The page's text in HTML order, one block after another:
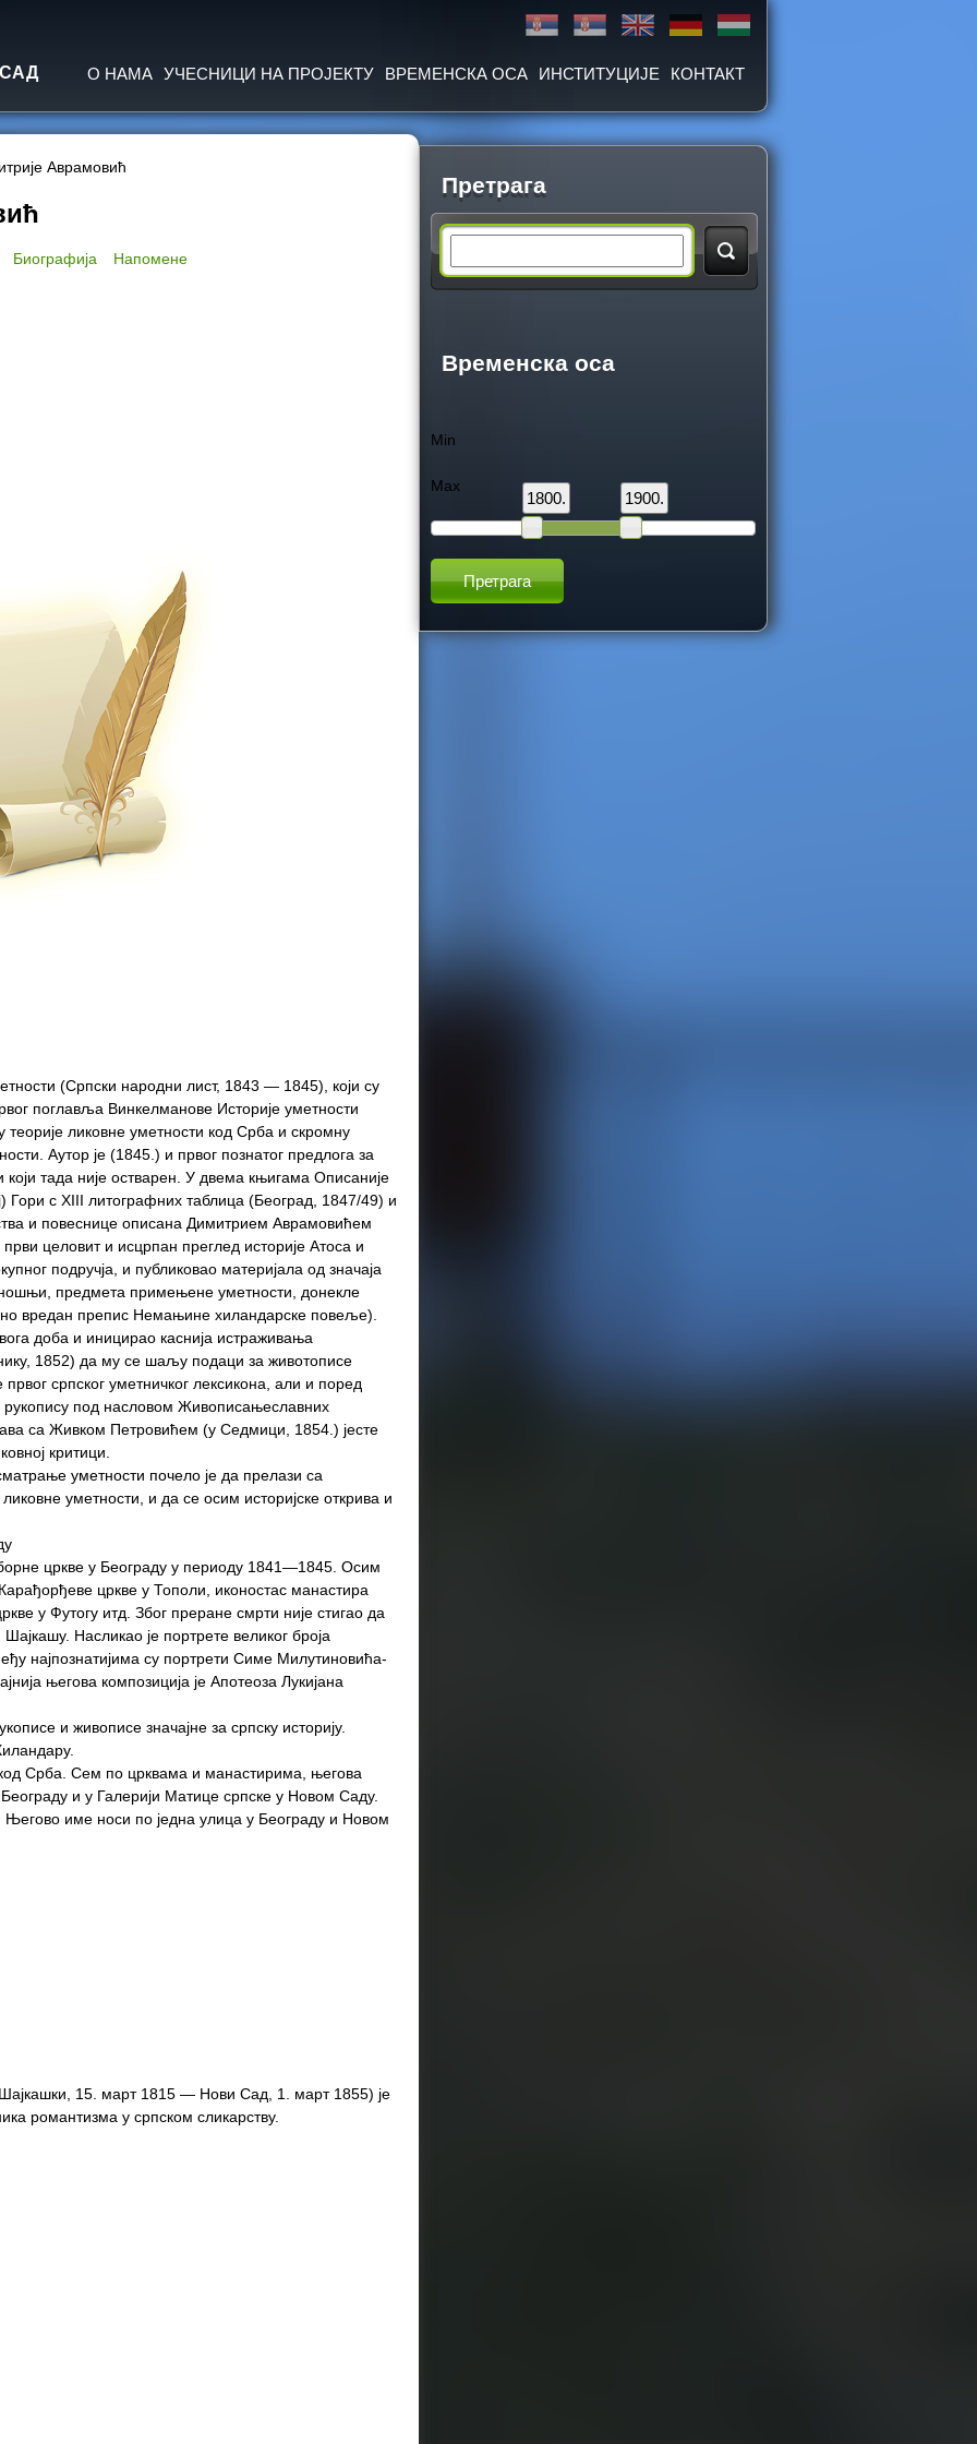
О НАМА УЧЕСНИЦИ НА ПРОЈЕКТУ ВРЕМЕНСКА ОСА ИНСТИТУЦИЈЕ КОНТАКТ
Аврамовић
Биографија Напомене
(Српски народни лист, 1843 — 1845), који су
поглавља Винкелманове Историје уметности
теорије ликовне уметности код Срба и скромну
Аутор је (1845.) и првог познатог предлога за
тада није остварен. У двема књигама Описаније
Гори с XIII литографних таблица (Београд, 1847/49) и
и повеснице описана Димитрием Аврамовићем
целовит и исцрпан преглед историје Атоса и
подручја, и публиковао материјала од значаја
ношњи, предмета примењене уметности, донекле
вредан препис Немањине хиландарске повеље).
доба и иницирао каснија истраживања
1852) да му се шаљу подаци за животописе
првог српског уметничког лексикона, али и поред
рукопису под насловом Живописањеславних
са Живком Петровићем (у Седмици, 1854.) јесте
критици.
уметности почело је да прелази са
уметности, и да се осим историјске открива и
цркве у Београду у периоду 1841—1845. Осим
цркве у Тополи, иконостас манастира
у Футогу итд. Због преране смрти није стигао да
Насликао је портрете великог броја
најпознатијима су портрети Симе Милутиновића-
његова композиција је Апотеоза Лукијана
и живописе значајне за српску историју.
Срба. Сем по црквама и манастирима, његова
и у Галерији Матице српске у Новом Саду.
име носи по једна улица у Београду и Новом
15. март 1815 — Нови Сад, 1. март 1855) је
романтизма у српском сликарству.
Претрага
a
h
Временска оса
Min
Max
1800. 1900.